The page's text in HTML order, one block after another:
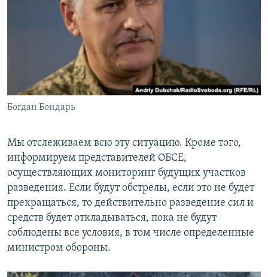
Богдан Бондарь
Мы отслеживаем всю эту ситуацию. Кроме того,
информируем представителей ОБСЕ,
осуществляющих мониторинг будущих участков
разведения. Если будут обстрелы, если это не будет
прекращаться, то действительно разведение сил и
средств будет откладываться, пока не будут
соблюдены все условия, в том числе определенные
министром обороны.